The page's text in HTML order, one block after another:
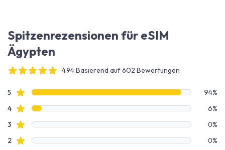
Spitzenrezensionen für eSIM
Ägypten
4.94 Basierend auf 602 Bewertungen
Bewertungsdaten
5Sterne Bewertungen
94%
4Sterne Bewertungen
6%
3 Sterne Bewertungen
0%
2Sterne Bewertungen
0%